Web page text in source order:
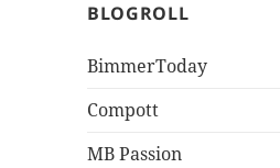
BLOGROLL
BimmerToday
Compott
MB Passion